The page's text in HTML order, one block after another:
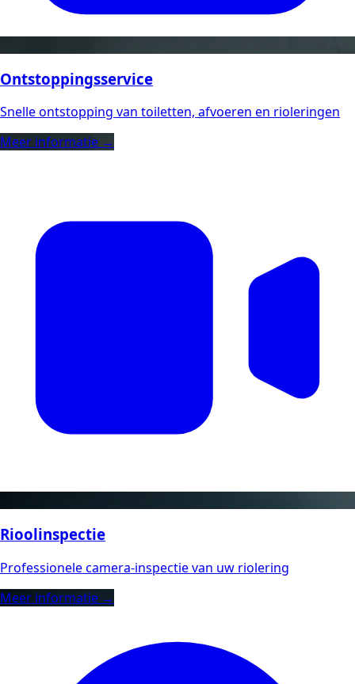
Ontstoppingsservice
Snelle ontstopping van toiletten, afvoeren en rioleringen
Meer informatie →
Rioolinspectie
Professionele camera-inspectie van uw riolering
Meer informatie →